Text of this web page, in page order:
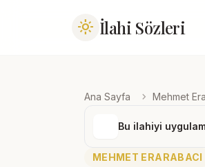
light_mode İlahi Sözleri
Ana Sayfa chevron_right Mehmet
Bu ilahiyi
MEHMET ERARABACI